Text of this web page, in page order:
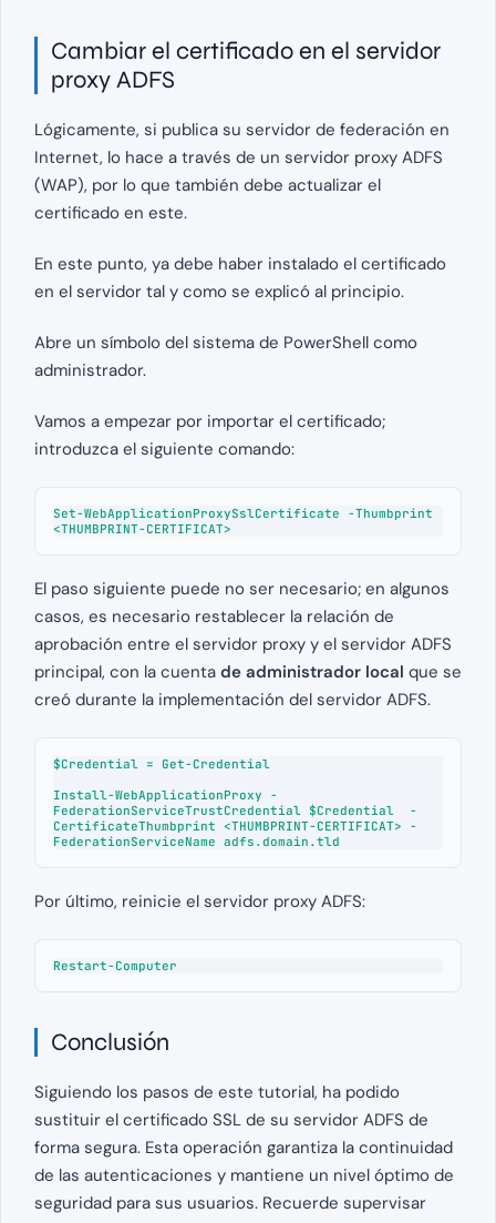
Cambiar el certificado en el servidor
proxy ADFS
Lógicamente, si publica su servidor de federación en
Internet, lo hace a través de un servidor proxy ADFS
(WAP), por lo que también debe actualizar el
certificado en este.
En este punto, ya debe haber instalado el certificado
en el servidor tal y como se explicó al principio.
Abre un símbolo del sistema de PowerShell como
administrador.
Vamos a empezar por importar el certificado;
introduzca el siguiente comando:
Set-WebApplicationProxySslCertificate -Thumbprint
<THUMBPRINT-CERTIFICAT>
El paso siguiente puede no ser necesario; en algunos
casos, es necesario restablecer la relación de
aprobación entre el servidor proxy y el servidor ADFS
principal, con la cuenta de administrador local que se
creó durante la implementación del servidor ADFS.
$Credential = Get-Credential
Install-WebApplicationProxy -
FederationServiceTrustCredential $Credential  -
CertificateThumbprint <THUMBPRINT-CERTIFICAT> -
FederationServiceName adfs.domain.tld
Por último, reinicie el servidor proxy ADFS:
Restart-Computer
Conclusión
Siguiendo los pasos de este tutorial, ha podido
sustituir el certificado SSL de su servidor ADFS de
forma segura. Esta operación garantiza la continuidad
de las autenticaciones y mantiene un nivel óptimo de
seguridad para sus usuarios. Recuerde supervisar